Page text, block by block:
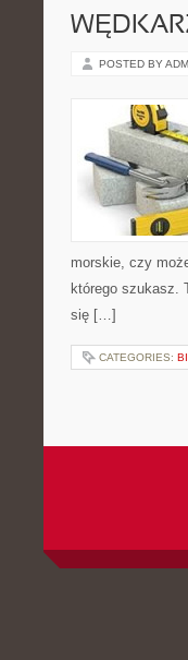
POSTED BY
morskie, czy
którego szukasz.
się […]
CATEGORIES: